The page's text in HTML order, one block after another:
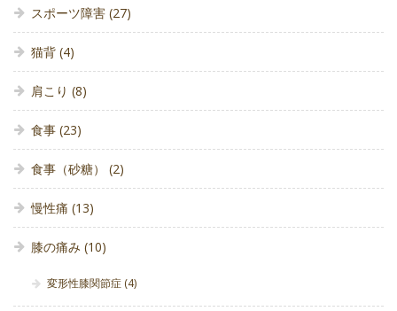
スポーツ障害 (27)
猫背 (4)
肩こり (8)
食事 (23)
食事（砂糖） (2)
慢性痛 (13)
膝の痛み (10)
変形性膝関節症 (4)